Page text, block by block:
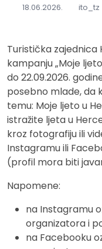
18.06.2026. ito_tz
Turistička
kampanju „Moje
do 22.09.2026.
posebno mlade, da
temu: Moje ljeto u
istražite ljeta u
kroz fotografiju ili
Instagramu ili
(profil mora biti
Napomene:
na Instagramu
organizatora i
na Facebooku